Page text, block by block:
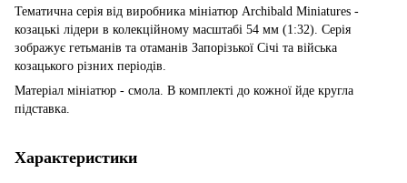
Тематична серія від виробника мініатюр Archibald Miniatures -
козацькі лідери в колекційному масштабі 54 мм (1:32). Серія
зображує гетьманів та отаманів Запорізької Січі та війська
козацького різних періодів.
Матеріал мініатюр - смола. В комплекті до кожної йде кругла
підставка.
Характеристики